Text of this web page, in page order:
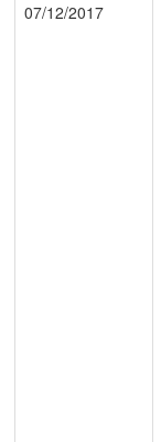
07/12/2017